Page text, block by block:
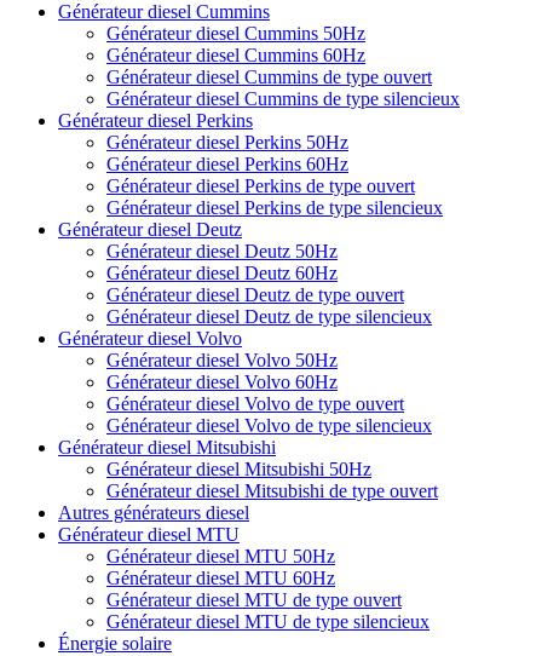
Générateur diesel Cummins
Générateur diesel Cummins 50Hz
Générateur diesel Cummins 60Hz
Générateur diesel Cummins de type ouvert
Générateur diesel Cummins de type silencieux
Générateur diesel Perkins
Générateur diesel Perkins 50Hz
Générateur diesel Perkins 60Hz
Générateur diesel Perkins de type ouvert
Générateur diesel Perkins de type silencieux
Générateur diesel Deutz
Générateur diesel Deutz 50Hz
Générateur diesel Deutz 60Hz
Générateur diesel Deutz de type ouvert
Générateur diesel Deutz de type silencieux
Générateur diesel Volvo
Générateur diesel Volvo 50Hz
Générateur diesel Volvo 60Hz
Générateur diesel Volvo de type ouvert
Générateur diesel Volvo de type silencieux
Générateur diesel Mitsubishi
Générateur diesel Mitsubishi 50Hz
Générateur diesel Mitsubishi de type ouvert
Autres générateurs diesel
Générateur diesel MTU
Générateur diesel MTU 50Hz
Générateur diesel MTU 60Hz
Générateur diesel MTU de type ouvert
Générateur diesel MTU de type silencieux
Énergie solaire